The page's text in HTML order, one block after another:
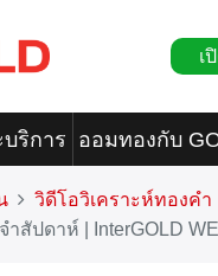
เ
ริการ ออมทองกับ
วิดีโอวิเคราะห์ทองคำ
สัปดาห์ | InterGOLD